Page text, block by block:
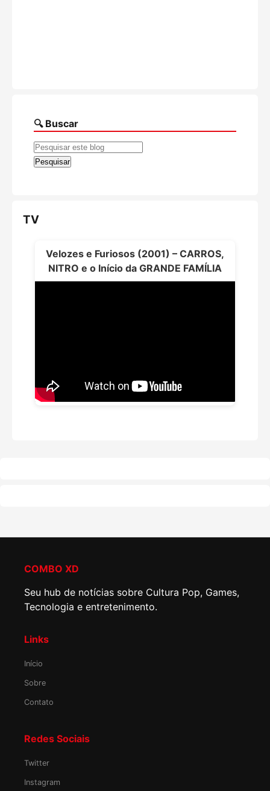
🔍 Buscar
TV
Velozes e Furiosos (2001) – CARROS,
NITRO e o Início da GRANDE FAMÍLIA
COMBO XD
Seu hub de notícias sobre Cultura Pop, Games,
Tecnologia e entretenimento.
Links
Início
Sobre
Contato
Redes Sociais
Twitter
Instagram